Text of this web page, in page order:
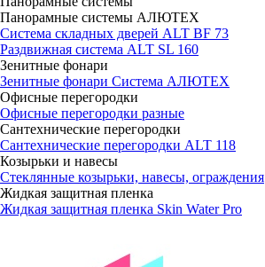
Панорамные системы АЛЮТЕХ
Система складных дверей ALT BF 73
Раздвижная система ALT SL 160
Зенитные фонари
Зенитные фонари Система АЛЮТЕХ
Офисные перегородки
Офисные перегородки разные
Сантехнические перегородки
Сантехнические перегородки ALT 118
Козырьки и навесы
Стеклянные козырьки, навесы, ограждения
Жидкая защитная пленка
Жидкая защитная пленка Skin Water Pro